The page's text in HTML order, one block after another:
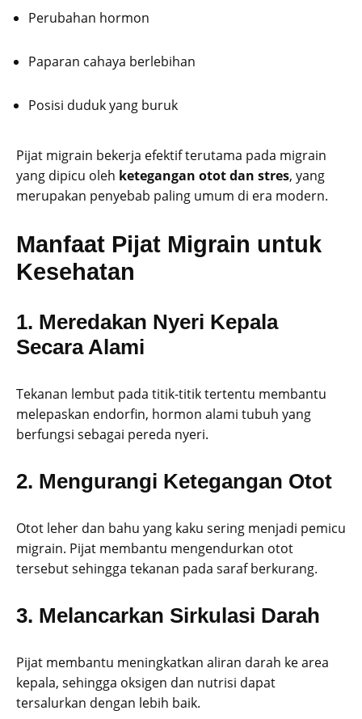
Perubahan hormon
Paparan cahaya berlebihan
Posisi duduk yang buruk
Pijat migrain bekerja efektif terutama pada migrain
yang dipicu oleh ketegangan otot dan stres, yang
merupakan penyebab paling umum di era modern.
Manfaat Pijat Migrain untuk
Kesehatan
1. Meredakan Nyeri Kepala
Secara Alami
Tekanan lembut pada titik-titik tertentu membantu
melepaskan endorfin, hormon alami tubuh yang
berfungsi sebagai pereda nyeri.
2. Mengurangi Ketegangan Otot
Otot leher dan bahu yang kaku sering menjadi pemicu
migrain. Pijat membantu mengendurkan otot
tersebut sehingga tekanan pada saraf berkurang.
3. Melancarkan Sirkulasi Darah
Pijat membantu meningkatkan aliran darah ke area
kepala, sehingga oksigen dan nutrisi dapat
tersalurkan dengan lebih baik.